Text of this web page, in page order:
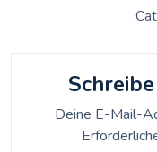
Deine E-Mail-